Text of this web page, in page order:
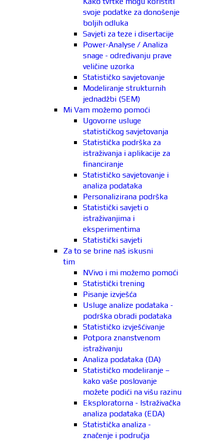
svoje podatke za donošenje
boljih odluka
Savjeti za teze i disertacije
Power-Analyse / Analiza
snage - određivanju prave
veličine uzorka
Statističko savjetovanje
Modeliranje strukturnih
jednadžbi (SEM)
Mi Vam možemo pomoći
Ugovorne usluge
statističkog savjetovanja
Statistička podrška za
istraživanja i aplikacije za
financiranje
Statističko savjetovanje i
analiza podataka
Personalizirana podrška
Statistički savjeti o
istraživanjima i
eksperimentima
Statistički savjeti
Za to se brine naš iskusni
tim
NVivo i mi možemo pomoći
Statistički trening
Pisanje izvješća
Usluge analize podataka -
podrška obradi podataka
Statističko izvješćivanje
Potpora znanstvenom
istraživanju
Analiza podataka (DA)
Statističko modeliranje –
kako vaše poslovanje
možete podići na višu razinu
Eksploratorna - Istraživačka
analiza podataka (EDA)
Statistička analiza -
značenje i područja